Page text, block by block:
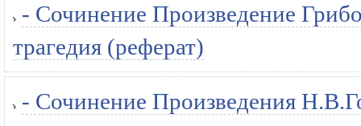
- Сочинение Произведение
трагедия (реферат)
- Сочинение Произведения